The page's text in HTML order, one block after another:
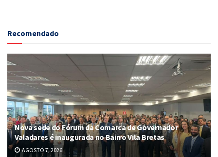
Recomendado
Nova sede do Fórum da Comarca de Governador
Valadares é inaugurada no Bairro Vila Bretas
AGOSTO 7, 2026